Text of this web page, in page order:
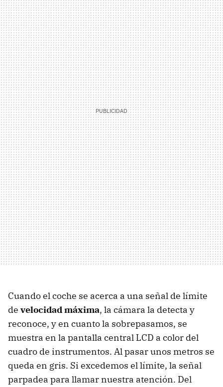
Cuando el coche se acerca a una señal de límite
de velocidad máxima, la cámara la detecta y
reconoce, y en cuanto la sobrepasamos, se
muestra en la pantalla central LCD a color del
cuadro de instrumentos. Al pasar unos metros se
queda en gris. Si excedemos el límite, la señal
parpadea para llamar nuestra atención. Del